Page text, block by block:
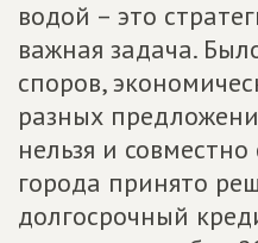
водой – это
важная задача.
споров,
разных
нельзя и
города принято
долгосрочный